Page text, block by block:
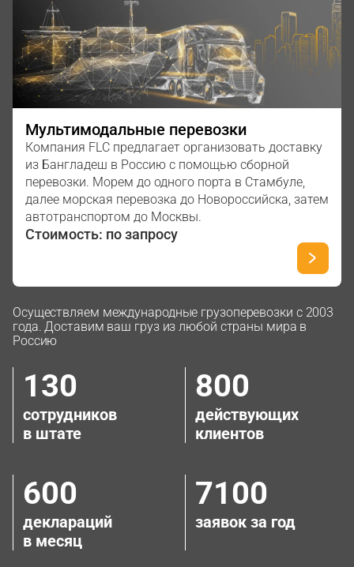
Мультимодальные перевозки
Компания FLС предлагает организовать доставку
из Бангладеш в Россию с помощью сборной
перевозки. Морем до одного порта в Стамбуле,
далее морская перевозка до Новороссийска, затем
автотранспортом до Москвы.
Стоимость: по запросу
Осуществляем международные грузоперевозки с 2003
года. Доставим ваш груз из любой страны мира в
Россию
130
сотрудников
в штате
800
действующих
клиентов
600
деклараций
в месяц
7100
заявок за год